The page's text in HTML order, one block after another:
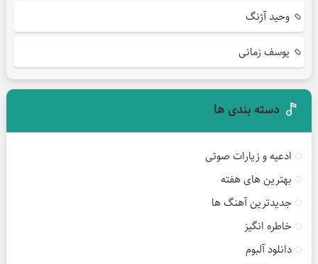
وحید آژنگ
یوسف زمانی
دسته بندی ها
ادعیه و زیارات صوتی
بهترین های هفته
جدیدترین آهنگ ها
خاطره انگیز
دانلود آلبوم